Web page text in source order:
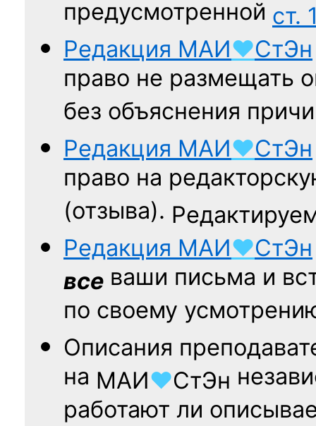
предусмотренной ст.
Редакция МАИ♥СтЭн
право не размещать
без объяснения
Редакция МАИ♥СтЭн
право на
(отзыва).
Редакция МАИ♥СтЭн
все ваши письма и
по своему
Описания
на МАИ♥СтЭн
работают ли